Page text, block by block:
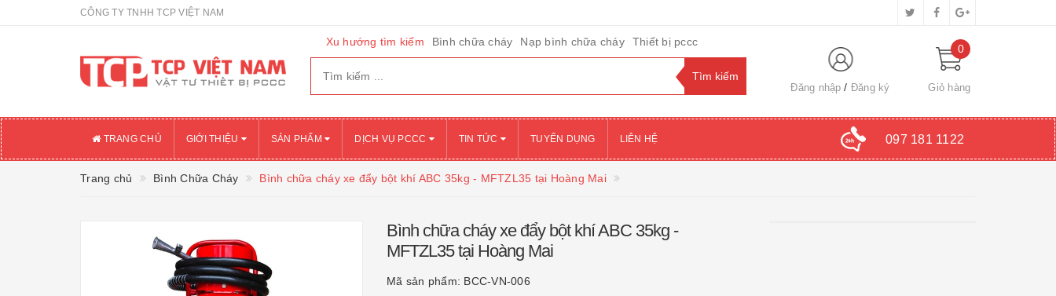
CÔNG TY TNHH TCP VIỆT NAM
Xu hướng tìm kiếm Bình chữa cháy Nạp bình chữa cháy Thiết bị pccc
Đăng nhập Đăng ký
0
Giỏ hàng
TRANG CHỦ GIỚI THIỆU SẢN PHẨM DỊCH VỤ PCCC TIN TỨC TUYỂN DỤNG LIÊN HỆ 097 181 1122
Trang chủ Bình Chữa Cháy Bình chữa cháy xe đẩy bột khí ABC 35kg - MFTZL35 tại Hoàng Mai
Bình chữa cháy xe đẩy bột khí ABC 35kg -
MFTZL35 tại Hoàng Mai
Mã sản phẩm: BCC-VN-006